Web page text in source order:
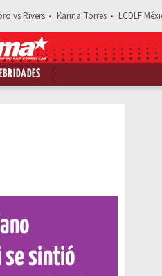
vs Rivers Karina Torres LCDLF
Comparte esta noticia
se sintió